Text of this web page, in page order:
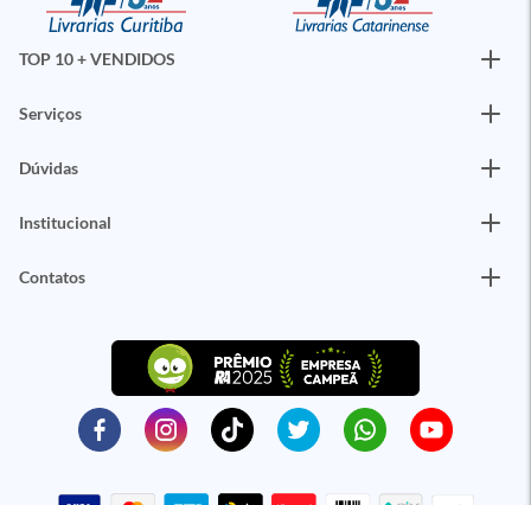
TOP 10 + VENDIDOS
Serviços
Dúvidas
Institucional
Contatos